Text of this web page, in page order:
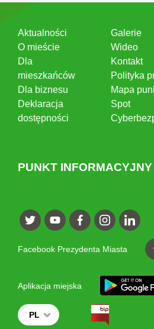
Aktualności
O mieście
Dla
mieszkańców
Dla biznesu
Deklaracja
dostępności
Galerie
Wideo
Kontakt
Polityka
Mapa
Spot
PUNKT INFORMACYJNY
Facebook Prezydenta Miasta
Aplikacja miejska
PL